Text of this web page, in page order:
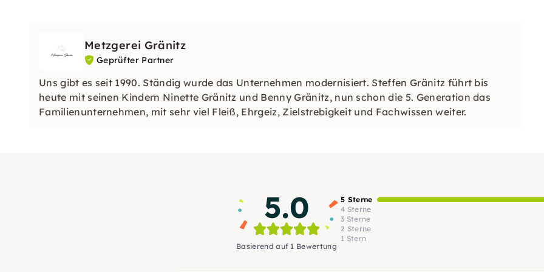
Metzgerei Gränitz
Geprüfter Partner
Uns gibt es seit 1990. Ständig wurde das Unternehmen modernisiert. Steffen Gränitz führt bis
heute mit seinen Kindern Ninette Gränitz und Benny Gränitz, nun schon die 5. Generation das
Familienunternehmen, mit sehr viel Fleiß, Ehrgeiz, Zielstrebigkeit und Fachwissen weiter.
5.0
Basierend auf 1 Bewertung
5 Sterne
4 Sterne
3 Sterne
2 Sterne
1 Stern